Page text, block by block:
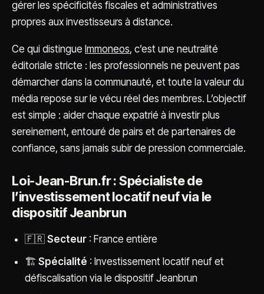
gérer les spécificités fiscales et administratives
propres aux investisseurs à distance.
Ce qui distingue Immoneos, c’est une neutralité
éditoriale stricte : les professionnels ne peuvent pas
démarcher dans la communauté, et toute la valeur du
média repose sur le vécu réel des membres. L’objectif
est simple : aider chaque expatrié à investir plus
sereinement, entouré de pairs et de partenaires de
confiance, sans jamais subir de pression commerciale.
Loi-Jean-Brun.fr : Spécialiste de
l’investissement locatif neuf via le
dispositif Jeanbrun
🇫🇷 Secteur : France entière
🏗️ Spécialité : Investissement locatif neuf et
défiscalisation via le dispositif Jeanbrun